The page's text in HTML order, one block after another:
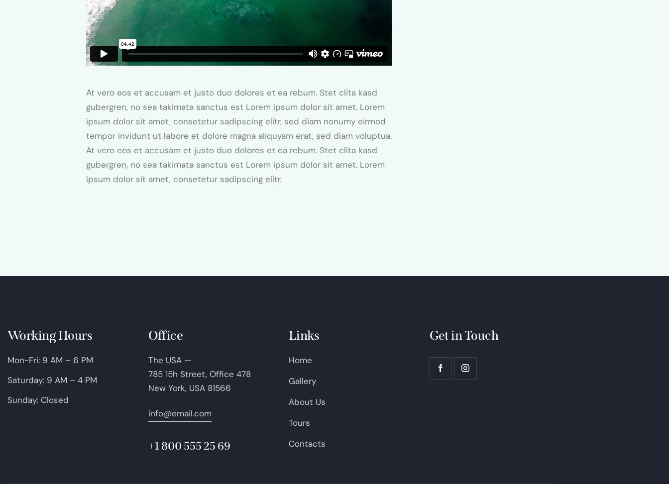
At vero eos et accusam et justo duo dolores et ea rebum. Stet clita kasd
gubergren, no sea takimata sanctus est Lorem ipsum dolor sit amet. Lorem
ipsum dolor sit amet, consetetur sadipscing elitr, sed diam nonumy eirmod
tempor invidunt ut labore et dolore magna aliquyam erat, sed diam voluptua.
At vero eos et accusam et justo duo dolores et ea rebum. Stet clita kasd
gubergren, no sea takimata sanctus est Lorem ipsum dolor sit amet. Lorem
ipsum dolor sit amet, consetetur sadipscing elitr.
Working Hours
Mon-Fri: 9 AM – 6 PM
Saturday: 9 AM – 4 PM
Sunday: Closed
Office
The USA —
785 15h Street, Office 478
New York, USA 81566
info@email.com
+1 800 555 25 69
Links
Home
Gallery
About Us
Tours
Contacts
Get in Touch